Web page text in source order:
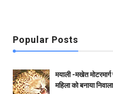
Popular Posts
मयाली -मखेत
महिला को बनाया